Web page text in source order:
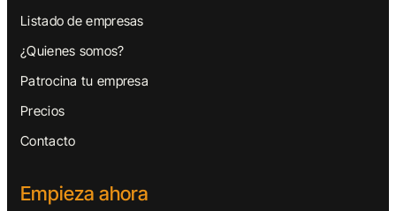
Listado de empresas
¿Quienes somos?
Patrocina tu empresa
Precios
Contacto
Empieza ahora